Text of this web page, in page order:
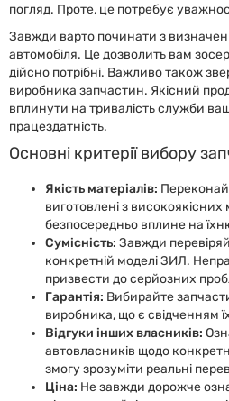
погляд. Проте, це потребує
Завжди варто починати з
автомобіля. Це дозволить вам
дійсно потрібні. Важливо також
виробника запчастин. Якісний
вплинути на тривалість служби
працездатність.
Основні критерії вибору
Якість матеріалів:
виготовлені з високоякісних
безпосередньо вплине на
Сумісність: Завжди
конкретній моделі ЗИЛ.
призвести до серйозних
Гарантія: Вибирайте
виробника, що є свідченням
Відгуки інших власників:
автовласників щодо
змогу зрозуміти реальні
Ціна: Не завжди дорожче